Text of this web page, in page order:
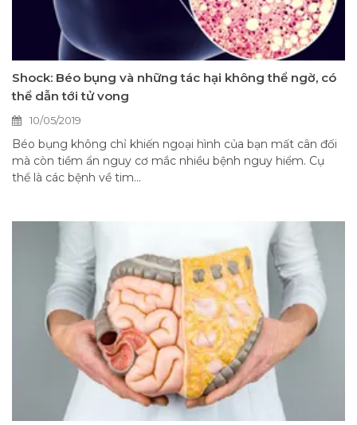
Shock: Béo bụng và những tác hại không thể ngờ, có
thể dẫn tới tử vong
10/05/2019
Béo bụng không chỉ khiến ngoại hình của bạn mất cân đối
mà còn tiềm ẩn nguy cơ mắc nhiều bệnh nguy hiểm. Cụ
thể là các bệnh về tim...